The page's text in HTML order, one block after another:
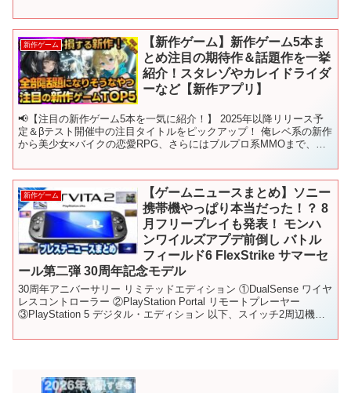
新作ゲーム
【新作ゲーム】新作ゲーム5本ま
とめ注目の期待作＆話題作を一挙
紹介！スタレゾやカレイドライダ
ーなど【新作アプリ】
📢【注目の新作ゲーム5本を一気に紹介！】 2025年以降リリース予
定＆βテスト開催中の注目タイトルをピックアップ！ 俺レベ系の新作
から美少女×バイクの恋愛RPG、さらにはブルプロ系MMOまで、今
新作ゲーム
【ゲームニュースまとめ】ソニー
携帯機やっぱり本当だった！？ 8
月フリープレイも発表！ モンハ
ンワイルズアプデ前倒し バトル
フィールド6 FlexStrike サマーセ
ール第二弾 30周年記念モデル
30周年アニバーサリー リミテッドエディション ①DualSense ワイヤ
レスコントローラー ②PlayStation Portal リモートプレーヤー
③PlayStation 5 デジタル・エディション 以下、スイッチ2周辺機器